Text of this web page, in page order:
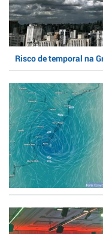
Risco de temporal na